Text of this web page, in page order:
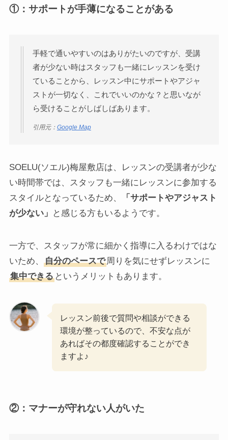
①：サポートが手薄になることがある
手軽で通いやすいのはありがたいのですが、受講
者が少ない時はスタッフも一緒にレッスンを受け
ていることから、レッスン中にサポートやアジャ
ストが一切なく、これでいいのかな？と思いなが
ら受けることがしばしばあります。
引用元： Google Map
SOELU(ソエル)梅屋敷店は、レッスンの受講者が少な
い時間帯では、スタッフも一緒にレッスンに参加する
スタイルとなっているため、
「サポートやアジャスト
が少ない」
と感じる方もいるようです。
一方で、スタッフが常に細かく指導に入るわけではな
いため、
自分のペースで周りを気にせずレッスンに
集中できるというメリットもあります。
レッスン前後で質問や相談ができる
環境が整っているので、不安な点が
あればその都度確認することができ
ますよ♪
②： マナーが守れない人がいた